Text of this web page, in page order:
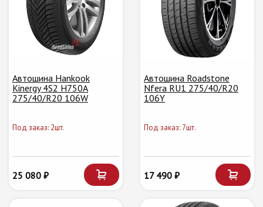
Автошина Hankook
Kinergy 4S2 H750A
275/40/R20 106W
Под заказ: 2шт.
25 080 ₽
Автошина Roadstone
Nfera RU1 275/40/R20
106Y
Под заказ: 7шт.
17 490 ₽